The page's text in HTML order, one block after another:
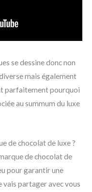
se dessine donc non
mais également
parfaitement pourquoi
au summum du luxe
de chocolat de luxe ?
de chocolat de
pour garantir une
vais partager avec vous